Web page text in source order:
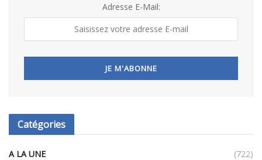
Adresse E-Mail:
Catégories
A LA UNE
(722)